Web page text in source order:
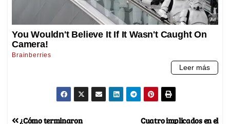
Cuatro implicados en el
¿Cómo terminaron